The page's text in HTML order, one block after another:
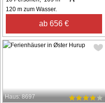
120 m zum Wasser.
ab 656 €
Haus: 8697